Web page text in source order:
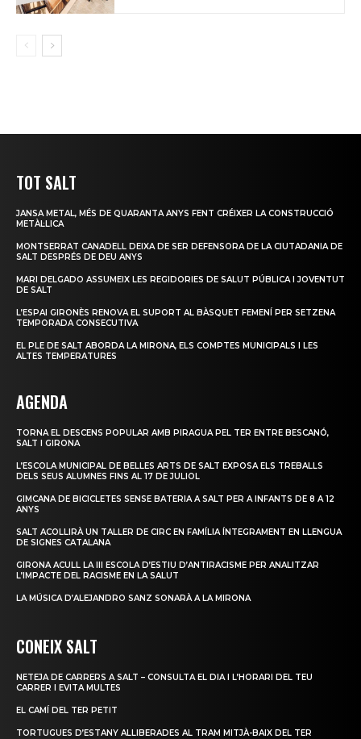
TOT SALT
JANSA METAL, MÉS DE QUARANTA ANYS FENT CRÉIXER LA CONSTRUCCIÓ
METÀL·LICA
MONTSERRAT CANADELL DEIXA DE SER DEFENSORA DE LA CIUTADANIA DE
SALT DESPRÉS DE DEU ANYS
MARI DELGADO ASSUMEIX LES REGIDORIES DE SALUT PÚBLICA I JOVENTUT
DE SALT
L’ESPAI GIRONÈS RENOVA EL SUPORT AL BÀSQUET FEMENÍ PER SETZENA
TEMPORADA CONSECUTIVA
EL PLE DE SALT ABORDA LA MIRONA, ELS COMPTES MUNICIPALS I LES
ALTES TEMPERATURES
AGENDA
TORNA EL DESCENS POPULAR AMB PIRAGUA PEL TER ENTRE BESCANÓ,
SALT I GIRONA
L’ESCOLA MUNICIPAL DE BELLES ARTS DE SALT EXPOSA ELS TREBALLS
DELS SEUS ALUMNES FINS AL 17 DE JULIOL
GIMCANA DE BICICLETES SENSE BATERIA A SALT PER A INFANTS DE 8 A 12
ANYS
SALT ACOLLIRÀ UN TALLER DE CIRC EN FAMÍLIA ÍNTEGRAMENT EN LLENGUA
DE SIGNES CATALANA
GIRONA ACULL LA III ESCOLA D’ESTIU D’ANTIRACISME PER ANALITZAR
L’IMPACTE DEL RACISME EN LA SALUT
LA MÚSICA D’ALEJANDRO SANZ SONARÀ A LA MIRONA
CONEIX SALT
NETEJA DE CARRERS A SALT – CONSULTA EL DIA I L’HORARI DEL TEU
CARRER I EVITA MULTES
EL CAMÍ DEL TER PETIT
TORTUGUES D’ESTANY ALLIBERADES AL TRAM MITJÀ-BAIX DEL TER